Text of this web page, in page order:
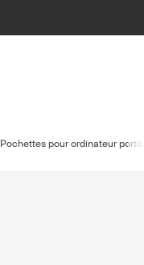
Pochettes pour ordinateur